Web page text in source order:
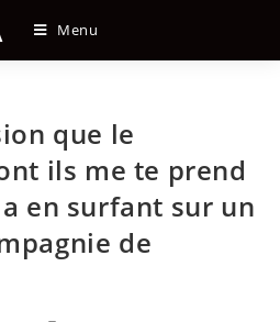
Menu
que le
ils me te prend
en surfant sur un
de